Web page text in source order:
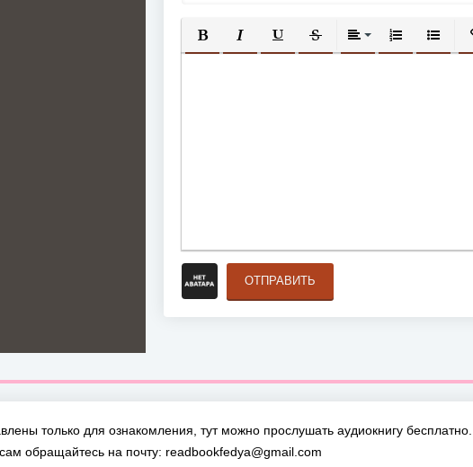
ПОЛУЖИРНЫЙ
КУРСИВПОДЧЕРКНУТЫЙ
ЗАЧЕРКНУТЫЙВЫРАВНИВАНИЕ
ОТПРАВИТЬ
только для ознакомления, тут можно прослушать аудиокнигу
обращайтесь на почту: readbookfedya@gmail.com